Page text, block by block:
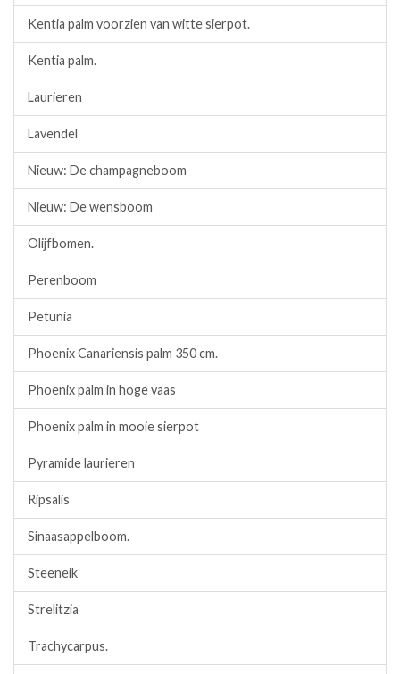
Kentia palm voorzien van witte sierpot.
Kentia palm.
Laurieren
Lavendel
Nieuw: De champagneboom
Nieuw: De wensboom
Olijfbomen.
Perenboom
Petunia
Phoenix Canariensis palm 350 cm.
Phoenix palm in hoge vaas
Phoenix palm in mooie sierpot
Pyramide laurieren
Ripsalis
Sinaasappelboom.
Steeneik
Strelitzia
Trachycarpus.